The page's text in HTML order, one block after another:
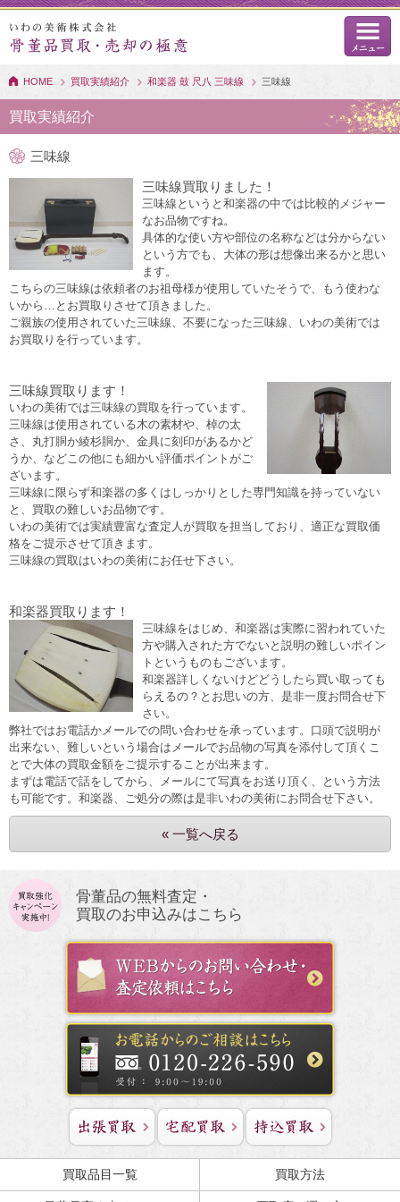
HOME 買取実績紹介 和楽器 鼓 尺八 三味線 三味線
買取実績紹介
三味線
三味線買取りました！
三味線というと和楽器の中では比較的メジャー
なお品物ですね。
具体的な使い方や部位の名称などは分からない
という方でも、大体の形は想像出来るかと思い
ます。
こちらの三味線は依頼者のお祖母様が使用していたそうで、もう使わな
いから…とお買取りさせて頂きました。
ご親族の使用されていた三味線、不要になった三味線、いわの美術では
お買取りを行っています。
三味線買取ります！
いわの美術では三味線の買取を行っています。
三味線は使用されている木の素材や、棹の太
さ、丸打胴か綾杉胴か、金具に刻印があるかど
うか、などこの他にも細かい評価ポイントがご
ざいます。
三味線に限らず和楽器の多くはしっかりとした専門知識を持っていない
と、買取の難しいお品物です。
いわの美術では実績豊富な査定人が買取を担当しており、適正な買取価
格をご提示させて頂きます。
三味線の買取はいわの美術にお任せ下さい。
和楽器買取ります！
三味線をはじめ、和楽器は実際に習われていた
方や購入された方でないと説明の難しいポイン
トというものもございます。
和楽器詳しくないけどどうしたら買い取っても
らえるの？とお思いの方、是非一度お問合せ下
さい。
弊社ではお電話かメールでの問い合わせを承っています。口頭で説明が
出来ない、難しいという場合はメールでお品物の写真を添付して頂くこ
とで大体の買取金額をご提示することが出来ます。
まずは電話で話をしてから、メールにて写真をお送り頂く、という方法
も可能です。和楽器、ご処分の際は是非いわの美術にお問合せ下さい。
« 一覧へ戻る
骨董品の無料査定・
買取のお申込みはこちら
買取品目一覧 買取方法